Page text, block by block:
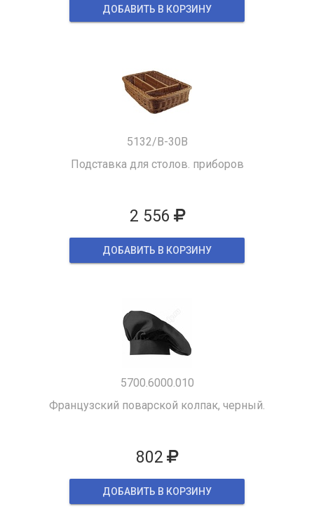
ДОБАВИТЬ В КОРЗИНУ
5132/B-30B
Подставка для столов. приборов
2 556
ДОБАВИТЬ В КОРЗИНУ
5700.6000.010
Французский поварской колпак, черный.
802
ДОБАВИТЬ В КОРЗИНУ